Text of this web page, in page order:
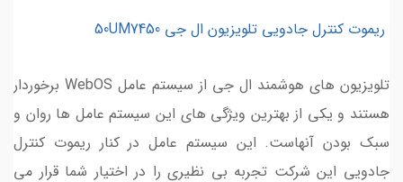
ریموت کنترل جادویی تلویزیون ال جی 50UM7450
تلویزیون های هوشمند ال جی از سیستم عامل WebOS برخوردار
هستند و یکی از بهترین ویژگی های این سیستم عامل ها روان و
سبک بودن آنهاست. این سیستم عامل در کنار ریموت کنترل
جادویی این شرکت تجربه بی نظیری را در اختیار شما قرار می